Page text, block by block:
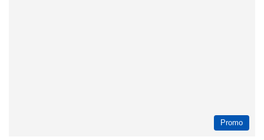
Promo